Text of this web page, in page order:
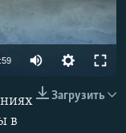
Загрузить
в